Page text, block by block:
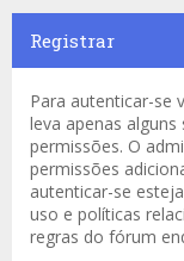
Registrar
Para autenticar-se
leva apenas
permissões. O
permissões
autenticar-se
uso e políticas
regras do fórum